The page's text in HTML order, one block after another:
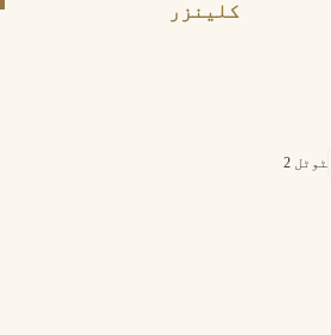
کلینزر
ٹوٹل 2